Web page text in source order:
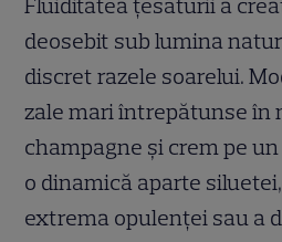
Fluiditatea țesăturii a
deosebit sub lumina
discret razele soarelui.
zale mari întrepătunse în
champagne și crem pe
o dinamică aparte
extrema opulenței sau a